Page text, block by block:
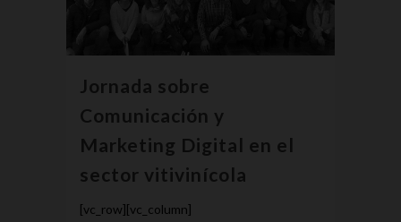
Jornada sobre
Comunicación y
Marketing Digital en el
sector vitivinícola
[vc_row][vc_column]